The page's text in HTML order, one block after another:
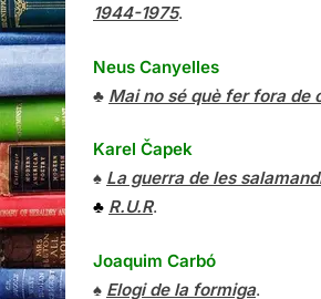
1944-1975.
Neus Canyelles
♣ Mai no sé què fer fora de
Karel Čapek
♠ La guerra de les
♣ R.U.R.
Joaquim Carbó
♠ Elogi de la formiga.